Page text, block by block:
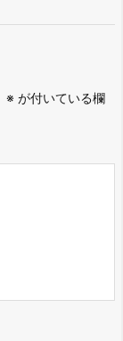
※ が付いている欄